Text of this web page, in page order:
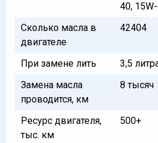
40,
Сколько масла в
двигателе
42404
При замене лить
3,5
Замена масла
проводится, км
8 тысяч
Ресурс двигателя,
тыс. км
500+